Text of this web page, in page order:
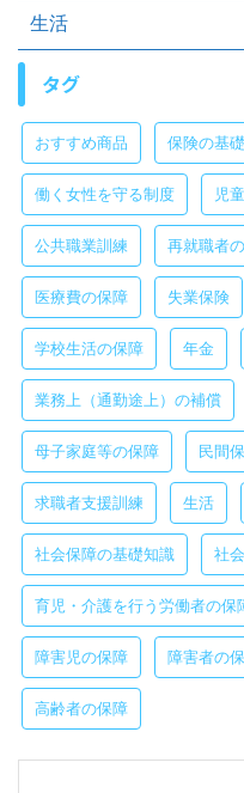
生活
タグ
おすすめ商品 保険の基
働く女性を守る制度 児
公共職業訓練 再就職者
医療費の保障 失業保険
学校生活の保障 年金
業務上（通勤途上）の補償
母子家庭等の保障 民間
求職者支援訓練 生活
社会保障の基礎知識 社
育児・介護を行う労働者の保
障害児の保障 障害者の
高齢者の保障